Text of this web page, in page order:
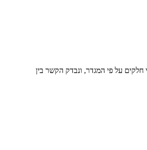
על פי המגדר, ונבדק הקשר בין